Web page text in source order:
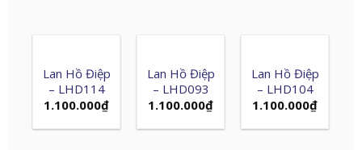
Lan Hồ Điệp
– LHD114
1.100.000₫
Lan Hồ Điệp
– LHD093
1.100.000₫
Lan Hồ Điệp
– LHD104
1.100.000₫